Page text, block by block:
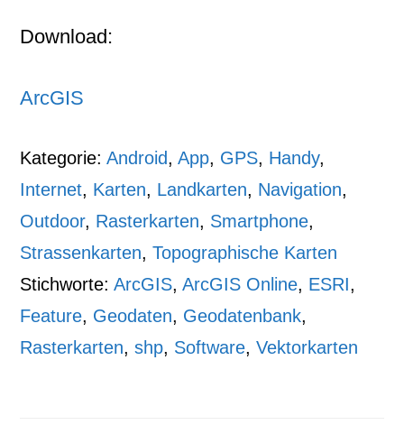
Download:
ArcGIS
Kategorie:Android,App, GPS, Handy,
Internet, Karten, Landkarten, Navigation,
Outdoor, Rasterkarten, Smartphone,
Strassenkarten,Topographische Karten
Stichworte:ArcGIS,ArcGIS Online, ESRI,
Feature, Geodaten, Geodatenbank,
Rasterkarten,shp, Software,Vektorkarten